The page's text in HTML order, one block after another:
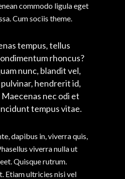
commodo ligula eget
Cum sociis theme.
tempus, tellus
rhoncus?
nunc, blandit vel,
hendrerit id,
nec odi et
tempus vitae.
dapibus in, viverra quis,
viverra nulla ut
Quisque rutrum.
Etiam ultricies nisi vel